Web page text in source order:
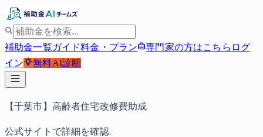
補助金一覧ガイド料金・プラン 専門家の方はこちら ログ
イン
無料AI診断
【千葉市】高齢者住宅改修費助成
公式サイトで詳細を確認